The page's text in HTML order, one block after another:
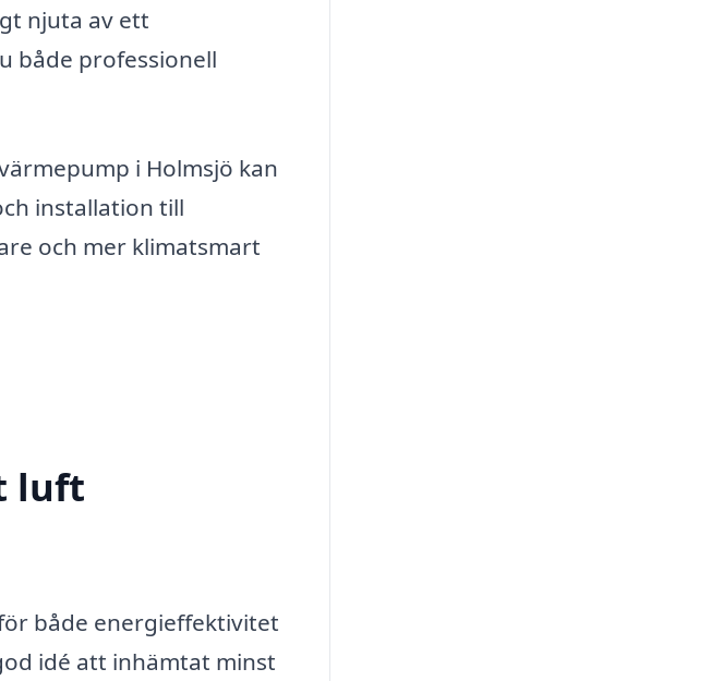
njuta av ett
både professionell
i Holmsjö kan
installation till
och mer klimatsmart
luft
både energieffektivitet
idé att inhämtat minst